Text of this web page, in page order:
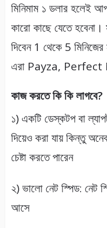
মিনিমাম ১ ডলার হলেই
কারো কাছে যেতে
দিবেন 1 থেকে 5 মিনিজের
এরা Payza, Perfect
কাজ করতে কি কি লাগবে?
১) একটি ডেস্কটপ বা
দিয়েও করা যায় কিন্তু
চেষ্টা করতে পারেন
২) ভালো নেট স্পিড:
আসে